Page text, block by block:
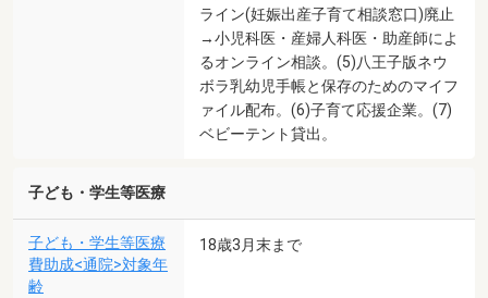
ライン(妊娠出産子育て相談窓口)廃止
→小児科医・産婦人科医・助産師によ
るオンライン相談。(5)八王子版ネウ
ボラ乳幼児手帳と保存のためのマイフ
ァイル配布。(6)子育て応援企業。(7)
ベビーテント貸出。
子ども・学生等医療
子ども・学生等医療
費助成<通院>対象年
齢
18歳3月末まで